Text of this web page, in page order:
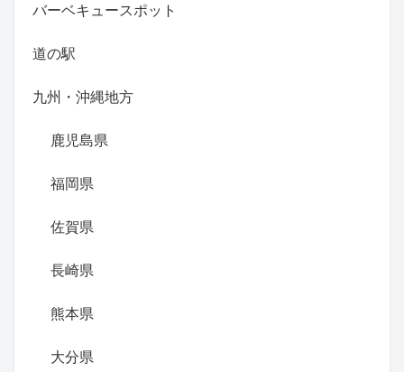
バーベキュースポット
道の駅
九州・沖縄地方
鹿児島県
福岡県
佐賀県
長崎県
熊本県
大分県